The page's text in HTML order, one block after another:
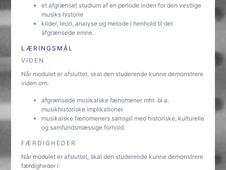
et afgrænset studium af en periode inden for den vestlige
musiks historie
kilder, teori, analyse og metode i henhold til det
afgrænsede emne.
LÆRINGSMÅL
VIDEN
Når modulet er afsluttet, skal den studerende kunne demonstrere
viden om:
afgrænsede musikalske fænomener mht. bl.a.
musikhistoriske implikationer
musikalske fænomeners samspil med historiske, kulturelle
og samfundsmæssige forhold.
FÆRDIGHEDER
Når modulet er afsluttet, skal den studerende kunne demonstrere
færdigheder i: